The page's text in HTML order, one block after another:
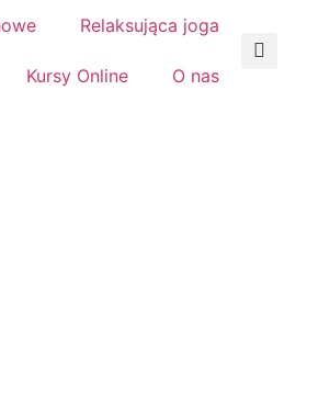
Relaksująca joga
Kursy Online O nas